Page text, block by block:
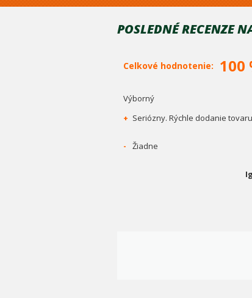
POSLEDNÉ RECENZE
Celkové hodnotenie: 100
Výborný
+ Seriózny. Rýchle dodanie
- Žiadne